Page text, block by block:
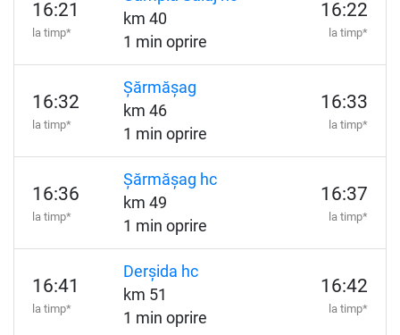
16:21
la timp*
km 40
1 min oprire
16:22
la timp*
16:32
la timp*
Șărmășag
km 46
1 min oprire
16:33
la timp*
16:36
la timp*
Șărmășag hc
km 49
1 min oprire
16:37
la timp*
16:41
la timp*
Derșida hc
km 51
1 min oprire
16:42
la timp*